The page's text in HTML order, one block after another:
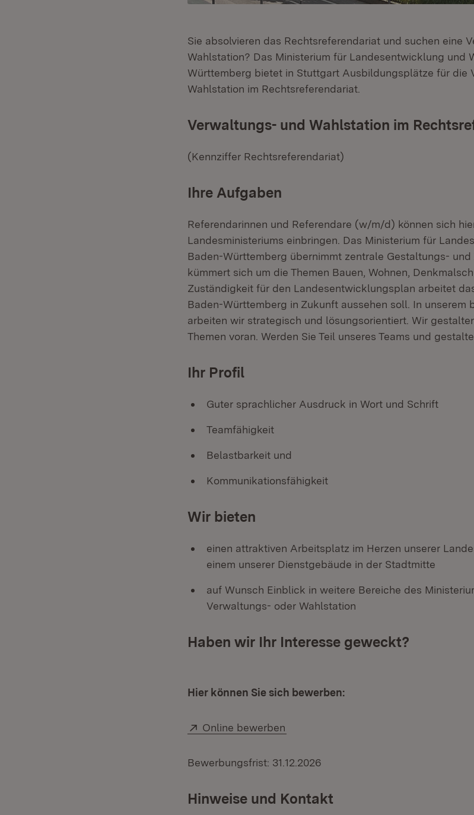
Sie absolvieren das Rechtsreferendariat und suchen eine
Wahlstation? Das Ministerium für Landesentwicklung und
Württemberg bietet in Stuttgart Ausbildungsplätze für die
Wahlstation im Rechtsreferendariat.
Verwaltungs- und Wahlstation im
(Kennziffer Rechtsreferendariat)
Ihre Aufgaben
Referendarinnen und Referendare (w/m/d) können sich
Landesministeriums einbringen. Das Ministerium für
Baden-Württemberg übernimmt zentrale Gestaltungs-
kümmert sich um die Themen Bauen, Wohnen,
Zuständigkeit für den Landesentwicklungsplan arbeitet
Baden-Württemberg in Zukunft aussehen soll. In unserem
arbeiten wir strategisch und lösungsorientiert. Wir
Themen voran. Werden Sie Teil unseres Teams und
Ihr Profil
Guter sprachlicher Ausdruck in Wort und Schrift
Teamfähigkeit
Belastbarkeit und
Kommunikationsfähigkeit
Wir bieten
einen attraktiven Arbeitsplatz im Herzen unserer
einem unserer Dienstgebäude in der Stadtmitte
auf Wunsch Einblick in weitere Bereiche des
Verwaltungs- oder Wahlstation
Haben wir Ihr Interesse geweckt?
Hier können Sie sich bewerben:
Extern:
Online bewerben
Bewerbungsfrist: 31.12.2026
Hinweise und Kontakt